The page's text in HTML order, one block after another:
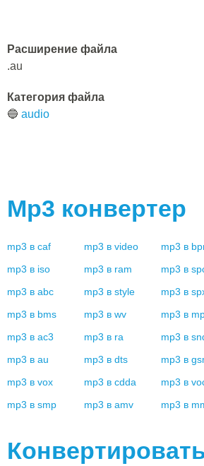
Расширение файла
.au
Категория файла
🔵 audio
Mp3 конвертер
mp3 в caf mp3 в video mp3 в
mp3 в iso mp3 в ram mp3 в
mp3 в abc mp3 в style mp3 в
mp3 в bms mp3 в wv mp3 в
mp3 в ac3 mp3 в ra mp3 в
mp3 в au mp3 в dts mp3 в
mp3 в vox mp3 в cdda mp3 в
mp3 в smp mp3 в amv mp3 в